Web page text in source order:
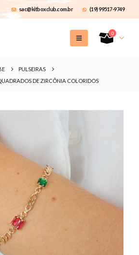
sac@kitboxclub.com.br (19) 99517-9749
0
PULSEIRAS
DE ZIRCÔNIA COLORIDOS